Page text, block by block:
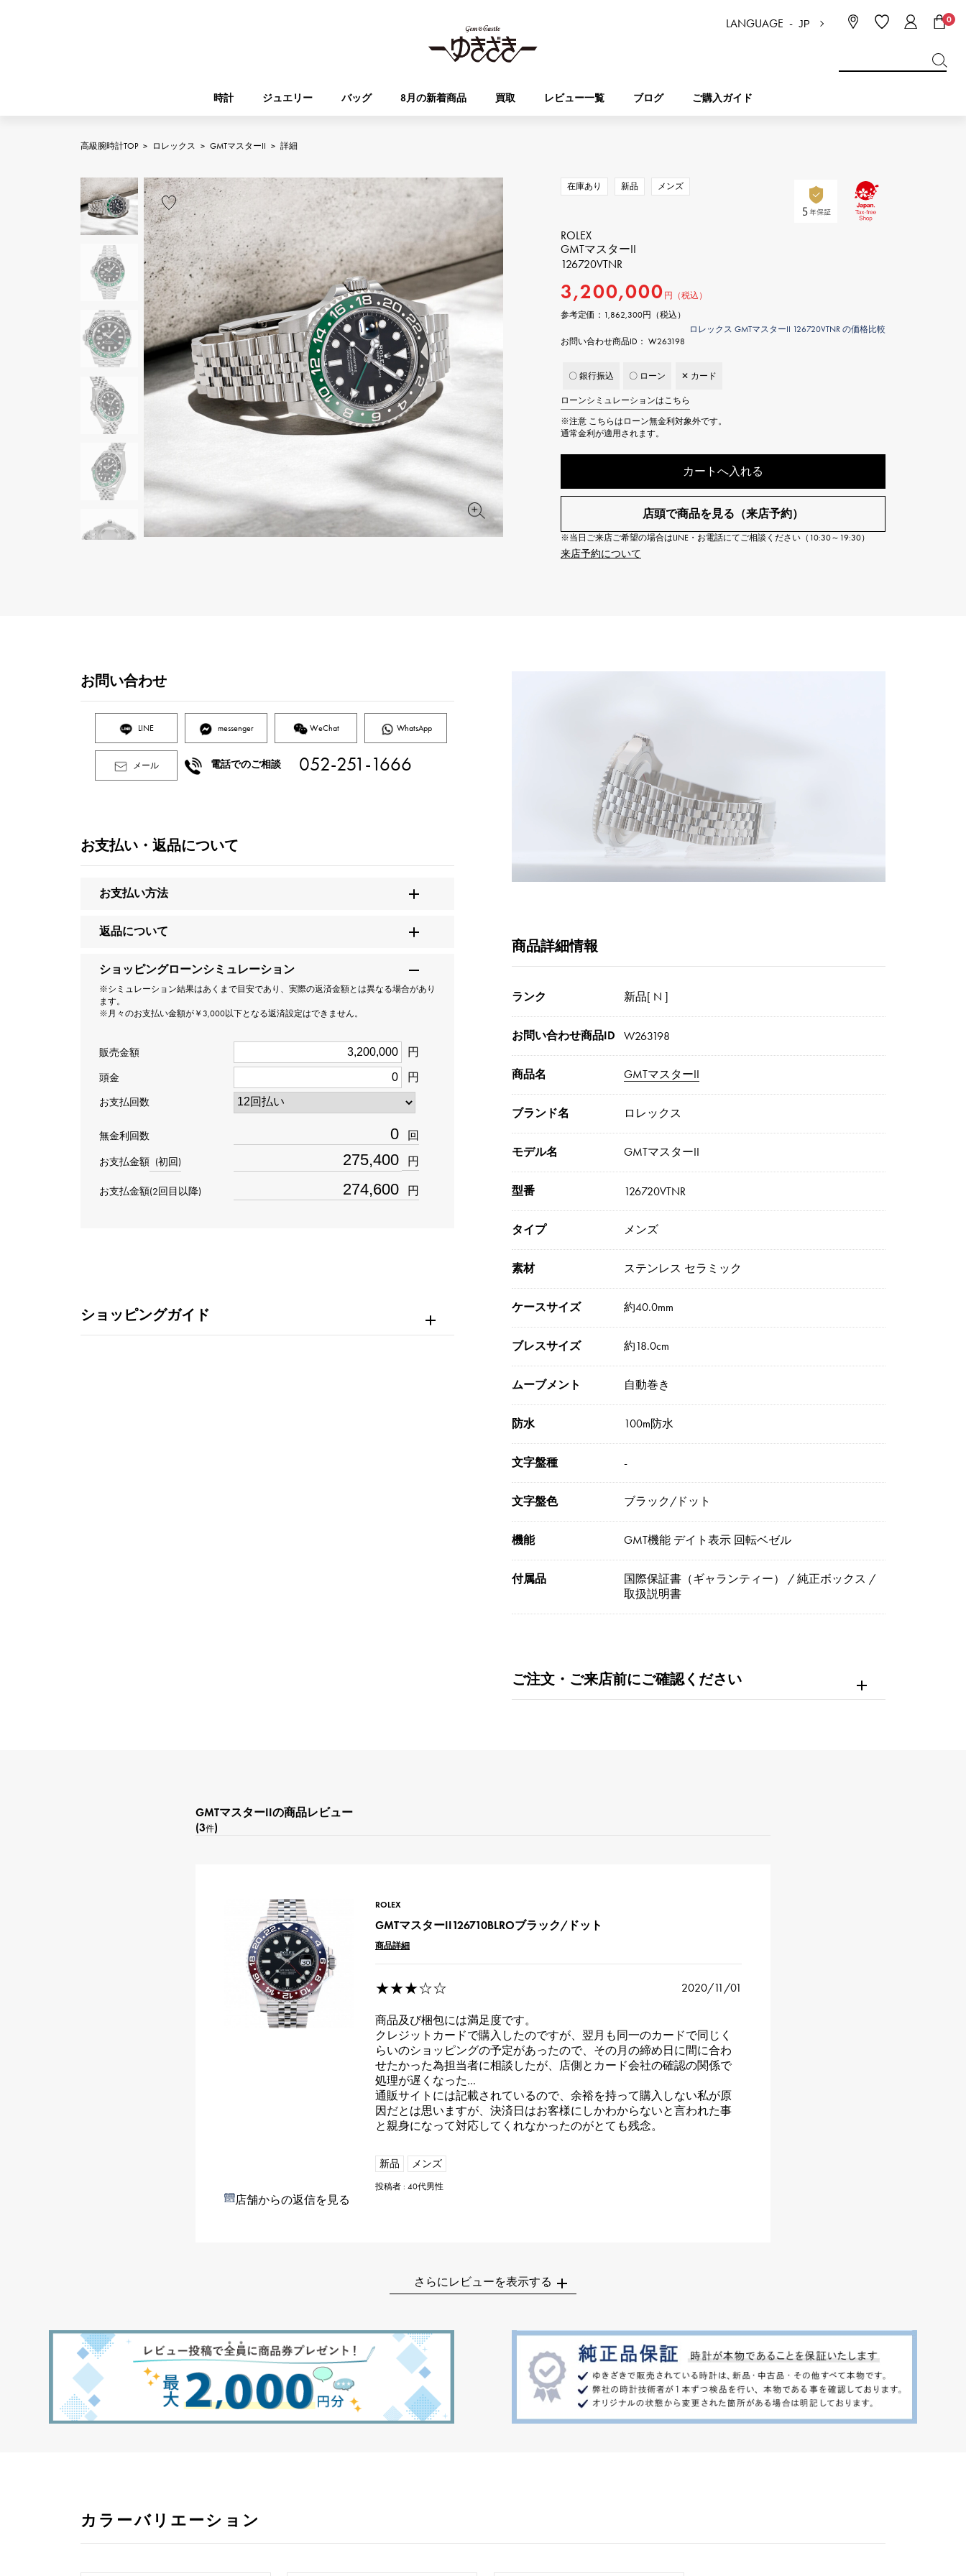
LANGUAGE -JP 0
時計 ジュエリー バッグ 8月の新着商品 買取 レビュー一覧 ブログ ご購入ガイド
A.LANGE & SOHNE
ランゲ＆ゾーネ
Breguet
パテック・フィリップ
FRANCK MULLER
フランク・ミュラー
RICHARD MILLE
リシャール・ミル ヴァシュロン・コンスタンタン
AUDEMARS PIGUET
オーデマ・ピゲ
JAEGER LE COULTRE
ジャガー・ルクルト
CHANEL
シャネル
Cartier
HARRY WINSTON
ハリー・ウィンストン
BVLGARI
ブルガリ ゼニス
TABLE CLOCK
置き時計
VINTAGE WATCH
すべての時計ブランドを見る
REGALIA
レガリア
DOUBLE TOP
ヨビコ
NOMBRE putite
ノンブルプティ
ALPHA
アルファ
ALPHA putite
アルファプティ
RICH CROSS
リッチクロス
TwinPinky
ツインピンキー
ANGLER
HIMAWARI YUKIZAKI BACHIKAN
ゆきざき バチカン
USED NOMBRE
ノンブル認定中古
オリジナルジュエリー一覧へ
ガーデンパーティー
小物 その他
エルメスバッグ
高級腕時計TOP > ロレックス > GMTマスターII > 詳細
在庫あり 新品 メンズ
ROLEX
GMTマスターII
126720VTNR
3,200,000 円（税込）
参考定価： 1,862,300円（税込）
ロレックス GMTマスターII 126720VTNR の価格比較
お問い合わせ商品ID： W263198
〇 銀行振込 〇 ローン ✕ カード
ローンシミュレーションはこちら
※注意 こちらはローン無金利対象外です。
通常金利が適用されます。
カートへ入れる
店頭で商品を見る（来店予約）
※当日ご来店ご希望の場合はLINE・お電話にてご相談ください（10:30～19:30）
来店予約について
お問い合わせ
LINE messenger WeChat WhatsApp
メール 電話でのご相談 052-251-1666
お支払い・返品について
お支払い方法
返品について
ショッピングローンシミュレーション
※シミュレーション結果はあくまで目安であり、実際の返済金額とは異なる場合があり
ます。
※月々のお支払い金額が￥3,000以下となる返済設定はできません。
販売金額 円
頭金 円
お支払回数
無金利回数 回
お支払金額 (初回) 円
お支払金額(2回目以降) 円
ショッピングガイド
商品詳細情報
ランク 新品[ N ]
お問い合わせ商品ID W263198
商品名 GMTマスターII
ブランド名 ロレックス
モデル名 GMTマスターII
型番 126720VTNR
タイプ メンズ
素材 ステンレス セラミック
ケースサイズ 約40.0mm
ブレスサイズ 約18.0cm
ムーブメント 自動巻き
防水 100m防水
文字盤種 -
文字盤色 ブラック/ドット
機能 GMT機能 デイト表示 回転ベゼル
付属品
国際保証書（ギャランティー） / 純正ボックス /
取扱説明書
ご注文・ご来店前にご確認ください
GMTマスターIIの商品レビュー
(3件)
ROLEX
GMTマスターII126710BLROブラック/ドット
商品詳細
★★★☆☆ 2020/11/01
商品及び梱包には満足度です。
クレジットカードで購入したのですが、翌月も同一のカードで同じく
らいのショッピングの予定があったので、その月の締め日に間に合わ
せたかった為担当者に相談したが、店側とカード会社の確認の関係で
処理が遅くなった…
通販サイトには記載されているので、余裕を持って購入しない私が原
因だとは思いますが、決済日はお客様にしかわからないと言われた事
と親身になって対応してくれなかったのがとても残念。
新品 メンズ
投稿者 : 40代男性
店舗からの返信を見る
さらにレビューを表示する
カラーバリエーション